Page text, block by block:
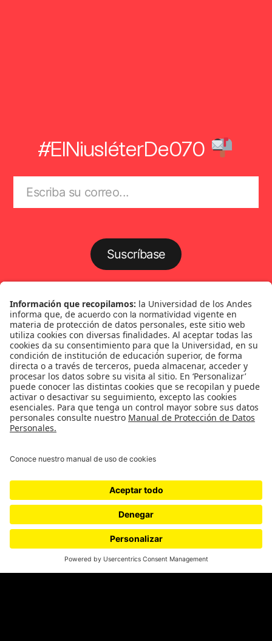
#ElNiusléterDe070
Suscríbase
Género
Política
Cultura
Medio ambiente
Ediciones especiales